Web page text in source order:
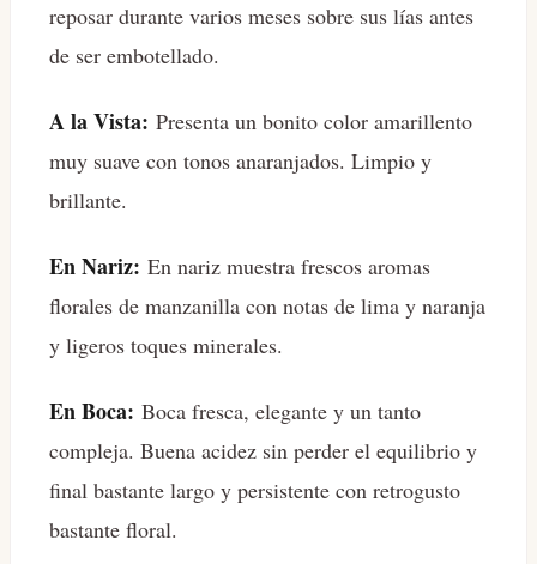
reposar durante varios meses sobre sus lías antes
de ser embotellado.
A la Vista: Presenta un bonito color amarillento
muy suave con tonos anaranjados. Limpio y
brillante.
En Nariz: En nariz muestra frescos aromas
florales de manzanilla con notas de lima y naranja
y ligeros toques minerales.
En Boca: Boca fresca, elegante y un tanto
compleja. Buena acidez sin perder el equilibrio y
final bastante largo y persistente con retrogusto
bastante floral.